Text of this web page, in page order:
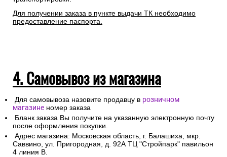
Для получении заказа в пункте выдачи ТК необходимо
предоставление паспорта.
4. Самовывоз из магазина
Для самовывоза назовите продавцу в розничном
магазине номер заказа
Бланк заказа Вы получите на указанную электронную почту
после оформления покупки.
Адрес магазина: Московская область, г. Балашиха, мкр.
Саввино, ул. Пригородная, д. 92А ТЦ "Стройпарк" павильон
4 линия В.